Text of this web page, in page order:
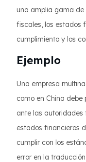
una amplia gama de
fiscales, los estados
cumplimiento y los
Ejemplo
Una empresa
como en China
ante las autoridades
estados financieros
cumplir con los
error en la